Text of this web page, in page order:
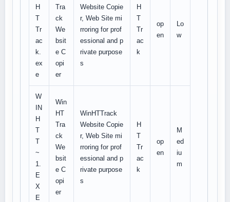
H
T
Tr
ac
k.
ex
e
Tra
ck
We
bsit
e C
opi
er
Website Copie
r, Web Site mi
rroring for prof
essional and p
rivate purpose
s
H
T
Tr
ac
k
op
en
Lo
w
W
IN
H
T
T
~
1.
E
X
E
Win
HT
Tra
ck
We
bsit
e C
opi
er
WinHTTrack
Website Copie
r, Web Site mi
rroring for prof
essional and p
rivate purpose
s
H
T
Tr
ac
k
op
en
M
ed
iu
m